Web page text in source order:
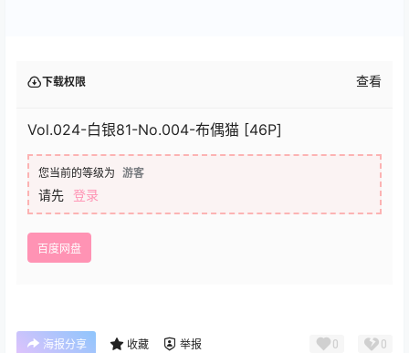
下载权限 查看
Vol.024-白银81-No.004-布偶猫 [46P]
您当前的等级为 游客
请先 登录
百度网盘
海报分享 收藏 举报 0 0